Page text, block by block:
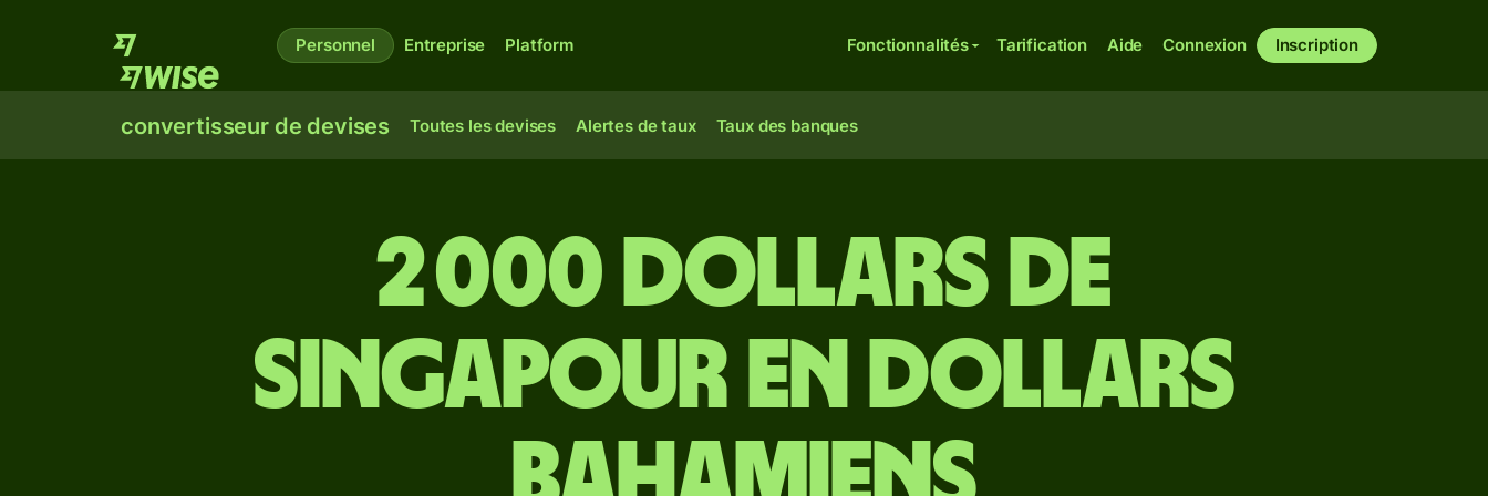
Personnel Entreprise Platform Fonctionnalités Tarification Aide Connexion Inscription
convertisseur de devises Toutes les devises Alertes de taux Taux des banques
2 000 dollars de
Singapour en dollars